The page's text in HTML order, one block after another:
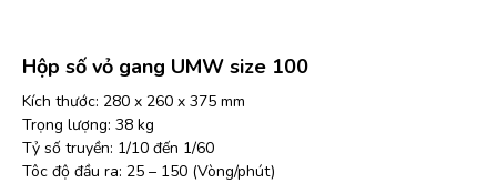
Hộp số vỏ gang UMW size 100
Kích thước: 280 x 260 x 375 mm
Trọng lượng: 38 kg
Tỷ số truyền: 1/10 đến 1/60
Tôc độ đầu ra: 25 – 150 (Vòng/phút)